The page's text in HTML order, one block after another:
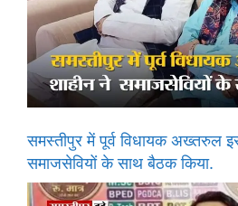
समस्तीपुर में पूर्व विधायक अख्तरुल
समाजसेवियों के साथ बैठक किया.